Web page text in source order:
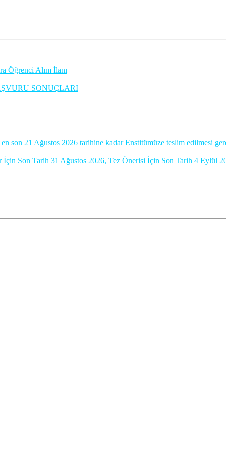
Öğrenci Alım İlanı
SONUÇLARI
son 21 Ağustos 2026 tarihine kadar Enstitümüze teslim edilmesi
Tarih 31 Ağustos 2026, Tez Önerisi İçin Son Tarih 4 Eylül